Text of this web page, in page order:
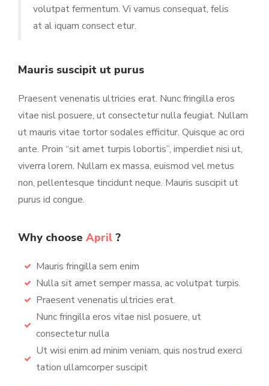
volutpat fermentum. Vi vamus consequat, felis
at al iquam consect etur.
Mauris suscipit ut purus
Praesent venenatis ultricies erat. Nunc fringilla eros
vitae nisl posuere, ut consectetur nulla feugiat. Nullam
ut mauris vitae tortor sodales efficitur. Quisque ac orci
ante. Proin “sit amet turpis lobortis”, imperdiet nisi ut,
viverra lorem. Nullam ex massa, euismod vel metus
non, pellentesque tincidunt neque. Mauris suscipit ut
purus id congue.
Why choose April ?
Mauris fringilla sem enim
Nulla sit amet semper massa, ac volutpat turpis.
Praesent venenatis ultricies erat.
Nunc fringilla eros vitae nisl posuere, ut
consectetur nulla
Ut wisi enim ad minim veniam, quis nostrud exerci
tation ullamcorper suscipit